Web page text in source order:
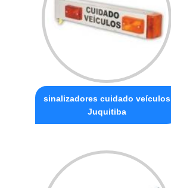
sinalizadores cuidado veículos
Juquitiba